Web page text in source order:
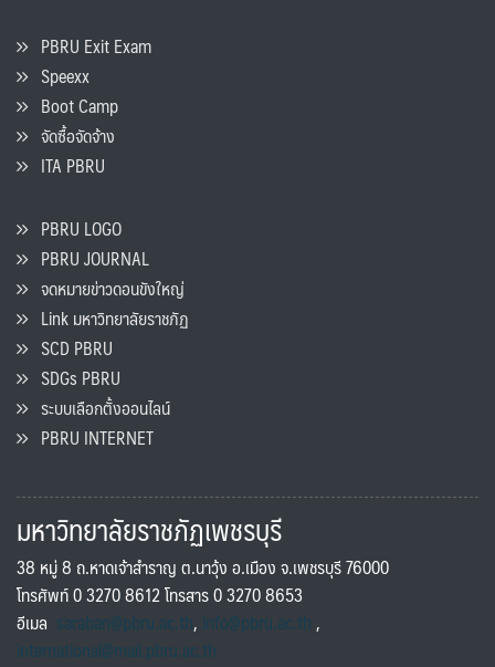
PBRU Exit Exam
Speexx
Boot Camp
จัดซื้อจัดจ้าง
ITA PBRU
PBRU LOGO
PBRU JOURNAL
จดหมายข่าวดอนขังใหญ่
Link มหาวิทยาลัยราชภัฏ
SCD PBRU
SDGs PBRU
ระบบเลือกตั้งออนไลน์
PBRU INTERNET
มหาวิทยาลัยราชภัฏเพชรบุรี
38 หมู่ 8 ถ.หาดเจ้าสำราญ ต.นาวุ้ง อ.เมือง จ.เพชรบุรี 76000
โทรศัพท์ 0 3270 8612 โทรสาร 0 3270 8653
อีเมล saraban@pbru.ac.th, info@pbru.ac.th,
international@mail.pbru.ac.th